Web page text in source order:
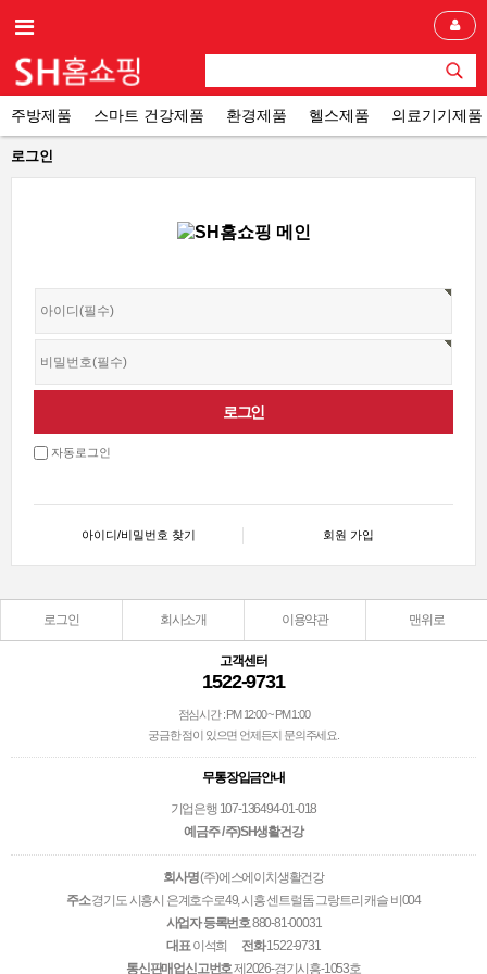
주방제품 스마트 건강제품 환경제품 헬스제품 의료기기제품
로그인
자동로그인
아이디/비밀번호 찾기 회원 가입
로그인 회사소개 이용약관 맨위로
고객센터
1522-9731
점심시간 : PM 12:00 ~ PM 1:00
궁금한 점이 있으면 언제든지 문의주세요.
무통장입금안내
기업은행 107-136494-01-018
예금주 / 주)SH생활건강
회사명(주)에스에이치생활건강
주소경기도 시흥시 은계호수로49, 시흥 센트럴돔 그랑트리 캐슬 비004
사업자 등록번호880-81-00031
대표이석희 전화1522-9731
통신판매업신고번호제2026-경기시흥-1053호